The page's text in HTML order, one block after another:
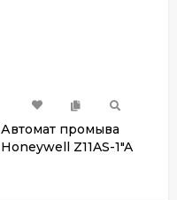
Автомат промыва
Honeywell Z11AS-1"A